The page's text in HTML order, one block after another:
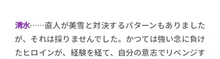
清水……直人が美雪と対決するパターンもありました
が、それは採りませんでした。かつては強い念に負け
たヒロインが、経験を経て、自分の意志でリベンジす